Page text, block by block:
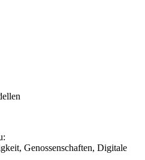
Genossenschaften, Digitale